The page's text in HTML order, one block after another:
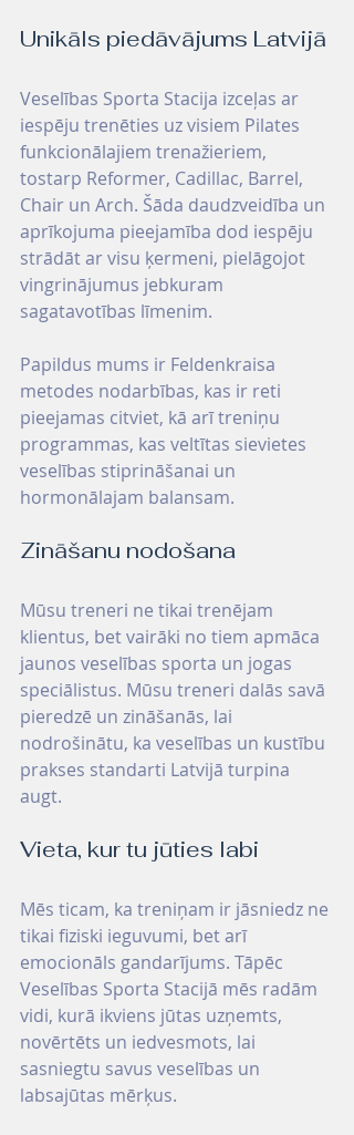
Unikāls piedāvājums Latvijā
Veselības Sporta Stacija izceļas ar
iespēju trenēties uz visiem Pilates
funkcionālajiem trenažieriem,
tostarp Reformer, Cadillac, Barrel,
Chair un Arch. Šāda daudzveidība un
aprīkojuma pieejamība dod iespēju
strādāt ar visu ķermeni, pielāgojot
vingrinājumus jebkuram
sagatavotības līmenim.
Papildus mums ir Feldenkraisa
metodes nodarbības, kas ir reti
pieejamas citviet, kā arī treniņu
programmas, kas veltītas sievietes
veselības stiprināšanai un
hormonālajam balansam.
Zināšanu nodošana
Mūsu treneri ne tikai trenējam
klientus, bet vairāki no tiem apmāca
jaunos veselības sporta un jogas
speciālistus. Mūsu treneri dalās savā
pieredzē un zināšanās, lai
nodrošinātu, ka veselības un kustību
prakses standarti Latvijā turpina
augt.
Vieta, kur tu jūties labi
Mēs ticam, ka treniņam ir jāsniedz ne
tikai fiziski ieguvumi, bet arī
emocionāls gandarījums. Tāpēc
Veselības Sporta Stacijā mēs radām
vidi, kurā ikviens jūtas uzņemts,
novērtēts un iedvesmots, lai
sasniegtu savus veselības un
labsajūtas mērķus.